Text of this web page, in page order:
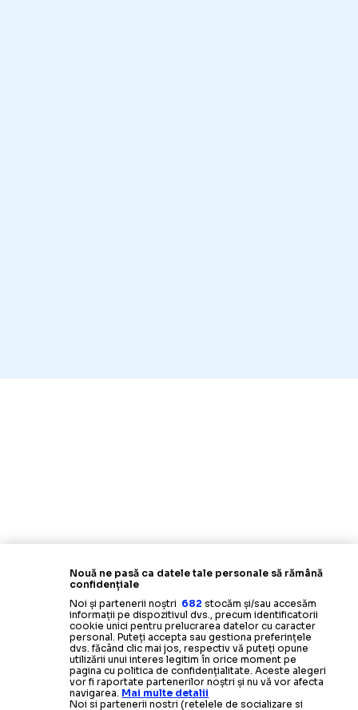
Nouă ne pasă ca datele tale personale să rămână
confidențiale
Noi și partenerii noștri 682 stocăm și/sau accesăm
informații pe dispozitivul dvs., precum identificatorii
cookie unici pentru prelucrarea datelor cu caracter
personal. Puteți accepta sau gestiona preferințele
dvs. făcând clic mai jos, respectiv vă puteți opune
utilizării unui interes legitim în orice moment pe
pagina cu politica de confidențialitate. Aceste alegeri
vor fi raportate partenerilor noștri și nu vă vor afecta
navigarea. Mai multe detalii
Noi si partenerii nostri (retelele de socializare si